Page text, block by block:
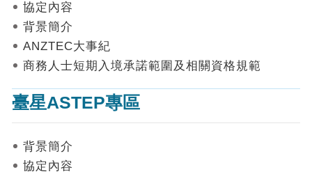
數
據
首
網
站
覽
協定內容
背景簡介
ANZTEC大事紀
商務人士短期入境承諾範圍及相關資格規範
臺星ASTEP專區
背景簡介
協定內容